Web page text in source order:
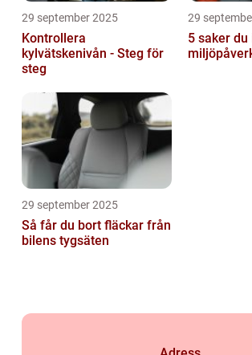
29 september 2025
Kontrollera
kylvätskenivån - Steg för
steg
29
5 saker
29 september 2025
Så får du bort fläckar från
bilens tygsäten